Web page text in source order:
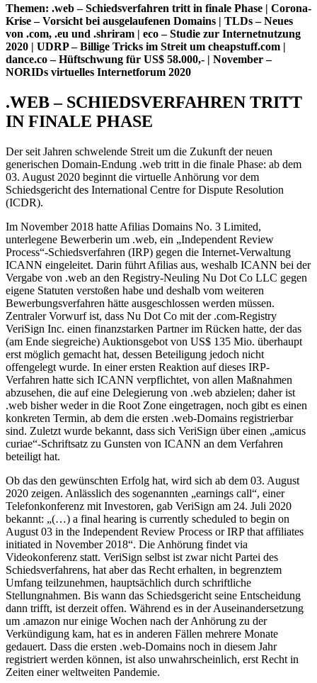
Themen: .web – Schiedsverfahren tritt in finale Phase | Corona-
Krise – Vorsicht bei ausgelaufenen Domains | TLDs – Neues
von .com, .eu und .shriram | eco – Studie zur Internetnutzung
2020 | UDRP – Billige Tricks im Streit um cheapstuff.com |
dance.co – Hüftschwung für US$ 58.000,- | November –
NORIDs virtuelles Internetforum 2020
.WEB – SCHIEDSVERFAHREN TRITT
IN FINALE PHASE
Der seit Jahren schwelende Streit um die Zukunft der neuen
generischen Domain-Endung .web tritt in die finale Phase: ab dem
03. August 2020 beginnt die virtuelle Anhörung vor dem
Schiedsgericht des International Centre for Dispute Resolution
(ICDR).
Im November 2018 hatte Afilias Domains No. 3 Limited,
unterlegene Bewerberin um .web, ein „Independent Review
Process“-Schiedsverfahren (IRP) gegen die Internet-Verwaltung
ICANN eingeleitet. Darin führt Afilias aus, weshalb ICANN bei der
Vergabe von .web an den Registry-Neuling Nu Dot Co LLC gegen
eigene Statuten verstoßen habe und deshalb vom weiteren
Bewerbungsverfahren hätte ausgeschlossen werden müssen.
Zentraler Vorwurf ist, dass Nu Dot Co mit der .com-Registry
VeriSign Inc. einen finanzstarken Partner im Rücken hatte, der das
(am Ende siegreiche) Auktionsgebot von US$ 135 Mio. überhaupt
erst möglich gemacht hat, dessen Beteiligung jedoch nicht
offengelegt wurde. In einer ersten Reaktion auf dieses IRP-
Verfahren hatte sich ICANN verpflichtet, von allen Maßnahmen
abzusehen, die auf eine Delegierung von .web abzielen; daher ist
.web bisher weder in die Root Zone eingetragen, noch gibt es einen
konkreten Termin, ab dem die ersten .web-Domains registrierbar
sind. Zuletzt wurde bekannt, dass sich VeriSign über einen „amicus
curiae“-Schriftsatz zu Gunsten von ICANN an dem Verfahren
beteiligt hat.
Ob das den gewünschten Erfolg hat, wird sich ab dem 03. August
2020 zeigen. Anlässlich des sogenannten „earnings call“, einer
Telefonkonferenz mit Investoren, gab VeriSign am 24. Juli 2020
bekannt: „(…) a final hearing is currently scheduled to begin on
August 03 in the Independent Review Process or IRP that affiliates
initiated in November 2018“. Die Anhörung findet via
Videokonferenz statt. VeriSign selbst ist zwar nicht Partei des
Schiedsverfahrens, hat aber das Recht erhalten, in begrenztem
Umfang teilzunehmen, hauptsächlich durch schriftliche
Stellungnahmen. Bis wann das Schiedsgericht seine Entscheidung
dann trifft, ist derzeit offen. Während es in der Auseinandersetzung
um .amazon nur einige Wochen nach der Anhörung zu der
Verkündigung kam, hat es in anderen Fällen mehrere Monate
gedauert. Dass die ersten .web-Domains noch in diesem Jahr
registriert werden können, ist also unwahrscheinlich, erst Recht in
Zeiten einer weltweiten Pandemie.